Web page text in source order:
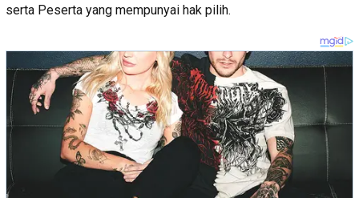
serta Peserta yang mempunyai hak pilih.